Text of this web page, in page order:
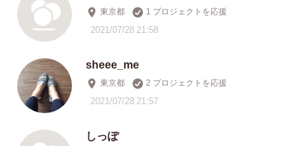
東京都 1 プロジェクトを応援
2021/07/28 21:58
sheee_me
東京都 2 プロジェクトを応援
2021/07/28 21:57
しっぽ